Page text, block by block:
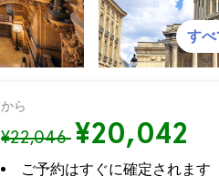
から
¥22,046¥20,042
ご予約はすぐに確定されます
す